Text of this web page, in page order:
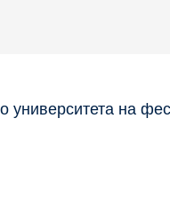
университета на